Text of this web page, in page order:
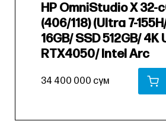
HP OmniStudio X 32-
(406/118) (Ultra 7-
16GB/ SSD 512GB/ 4K
RTX4050/ Intel Arc
34 400 000 сум